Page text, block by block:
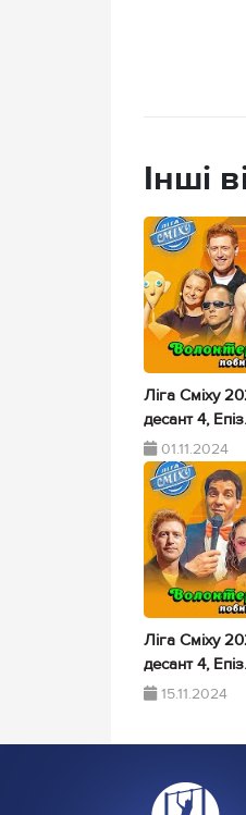
Інші
Ліга Сміху
десант 4,
01.11.2024
Ліга Сміху
десант 4,
15.11.2024